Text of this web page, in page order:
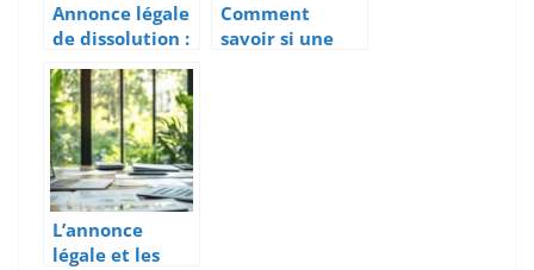
Annonce légale
de dissolution :
le guide des
mentions
obligatoires
pour une
publication
conforme
Comment
savoir si une
L’annonce
légale et les